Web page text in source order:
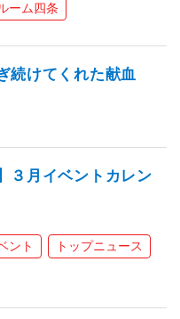
ーム四条
続けてくれた献血
３月イベントカレン
ント
トップニュース